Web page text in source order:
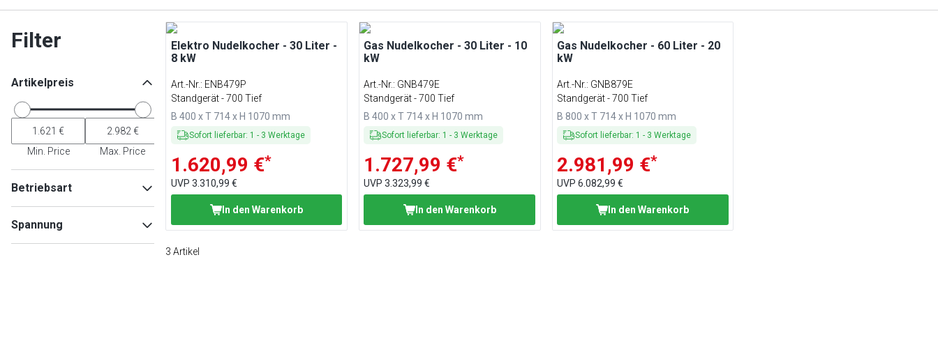
Filter
Artikelpreis
Min. Price Max. Price
Betriebsart
Elektro(
Spannung
Elektro Nudelkocher - 30 Liter -
8 kW
Art.-Nr.: ENB479P
Standgerät - 700 Tief
B 400 x T 714 x H 1070 mm
Sofort lieferbar: 1 - 3 Werktage
1.620,99 €*
UVP 3.310,99 €
In den Warenkorb
Gas Nudelkocher - 30 Liter - 10
kW
Art.-Nr.: GNB479E
Standgerät - 700 Tief
B 400 x T 714 x H 1070 mm
Sofort lieferbar: 1 - 3 Werktage
1.727,99 €*
UVP3.323,99 €
In den Warenkorb
Gas Nudelkocher - 60 Liter - 20
kW
Art.-Nr.: GNB879E
Standgerät - 700 Tief
B 800 x T 714 x H 1070 mm
Sofort lieferbar: 1 - 3 Werktage
2.981,99 €*
UVP6.082,99 €
In den Warenkorb
3 Artikel